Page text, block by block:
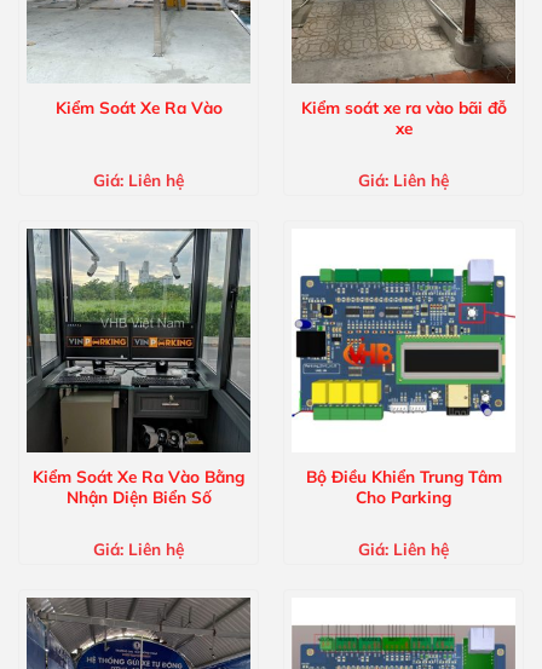
Kiểm Soát Xe Ra Vào
Giá: Liên hệ
Kiểm soát xe ra vào bãi đỗ
xe
Giá: Liên hệ
Kiểm Soát Xe Ra Vào Bằng
Nhận Diện Biển Số
Giá: Liên hệ
Bộ Điều Khiển Trung Tâm
Cho Parking
Giá: Liên hệ